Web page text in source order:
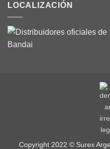
LOCALIZACIÓN
Copyright 2022 © Surex